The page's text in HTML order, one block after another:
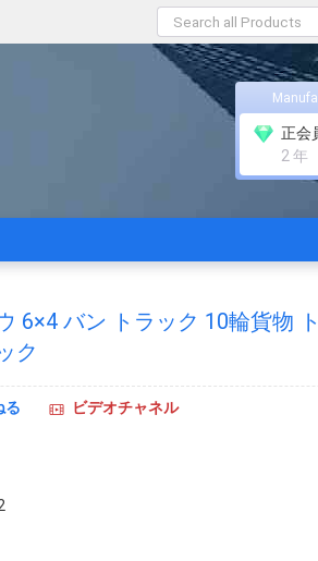
正会
2 年
6×4 バン トラック 10輪貨物
ク
る
ビデオチャネル